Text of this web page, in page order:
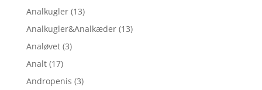
Analkugler (13)
Analkugler&Analkæder (13)
Analøvet (3)
Analt (17)
Andropenis (3)